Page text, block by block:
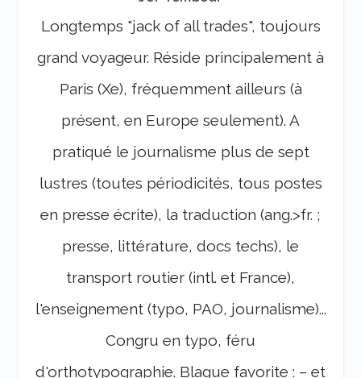
Longtemps "jack of all trades", toujours
grand voyageur. Réside principalement à
Paris (Xe), fréquemment ailleurs (à
présent, en Europe seulement). A
pratiqué le journalisme plus de sept
lustres (toutes périodicités, tous postes
en presse écrite), la traduction (ang.>fr. ;
presse, littérature, docs techs), le
transport routier (intl. et France),
l'enseignement (typo, PAO, journalisme)...
Congru en typo, féru
d'orthotypographie. Blague favorite : – et